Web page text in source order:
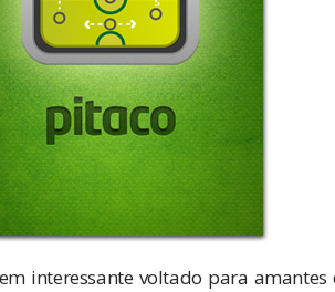
interessante voltado para amantes